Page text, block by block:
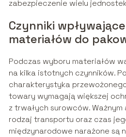
zabezpieczenie wielu
Czynniki
materiałów do
Podczas wyboru materiałów
na kilka istotnych czynników.
charakterystyka
towary wymagają większej
z trwałych surowców.
rodzaj transportu oraz czas
międzynarodowe narażone są